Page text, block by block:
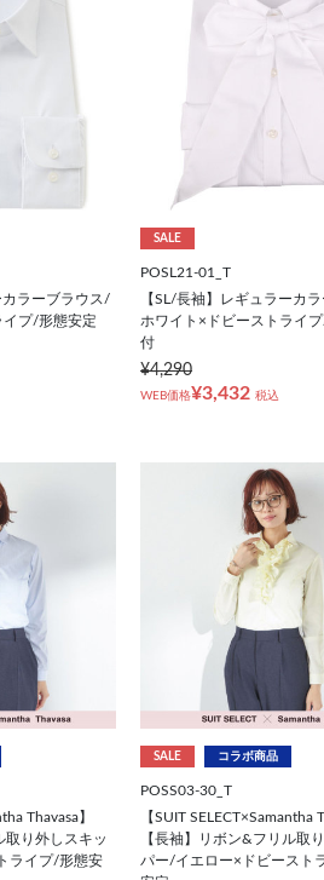
カラーブラウス/
イプ/形態安定
SALE
POSL21-01_T
【SL/長袖】レギュラーカ
ホワイト×ドビーストライ
付
¥4,290
WEB価格¥3,432 税込
Thavasa】
取り外しスキッ
ライプ/形態安
SALE コラボ商品
POSS03-30_T
【SUIT SELECT×Samantha
【長袖】リボン&フリル取
パー/イエロー×ドビースト